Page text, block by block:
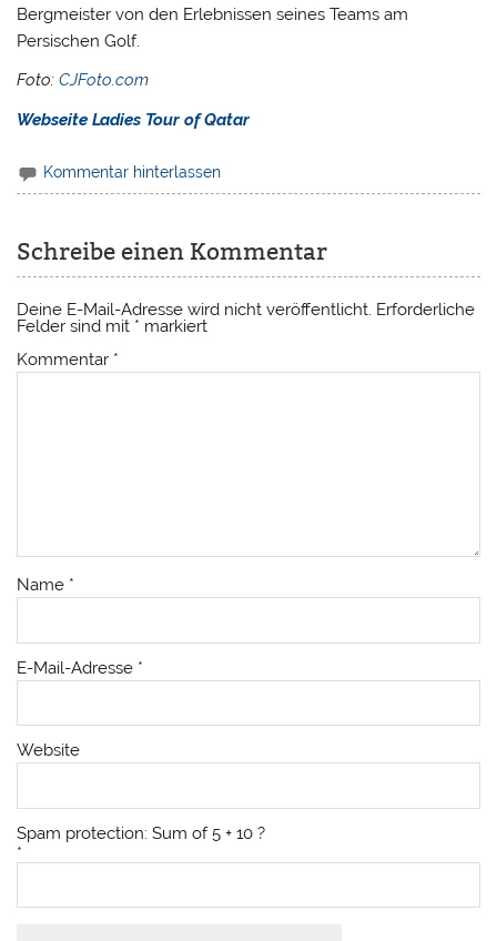
Bergmeister von den Erlebnissen seines Teams am
Persischen Golf.
Foto:CJFoto.com
Webseite Ladies Tour of Qatar
Kommentar hinterlassen
Schreibe einen Kommentar
Deine E-Mail-Adresse wird nicht veröffentlicht. Erforderliche
Felder sind mit * markiert
Kommentar *
Name *
E-Mail-Adresse *
Website
Spam protection: Sum of 5 + 10 ?
*